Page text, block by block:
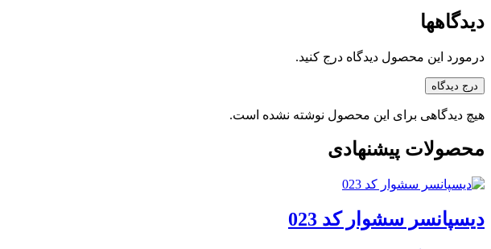
دیدگاهها
درمورد این محصول دیدگاه درج کنید.
درج دیدگاه
هیچ دیدگاهی برای این محصول نوشته نشده است.
محصولات پیشنهادی
دیسپانسر سشوار کد 023